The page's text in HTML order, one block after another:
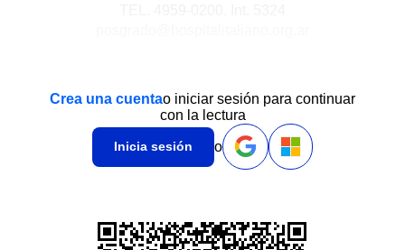
Crea una cuentao iniciar sesión para continuar
con la lectura
Inicia sesión o